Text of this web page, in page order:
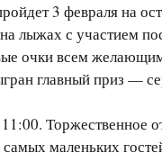
3 февраля на
лыжах с участием
очки всем
главный приз
маленьких